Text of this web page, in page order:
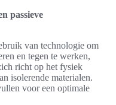
passieve
van technologie om
en tegen te werken,
richt op het fysiek
isolerende materialen.
voor een optimale